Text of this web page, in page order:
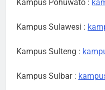
Kampus Pohuwato :
Kampus Sulawesi :
Kampus Sulteng :
Kampus Sulbar :